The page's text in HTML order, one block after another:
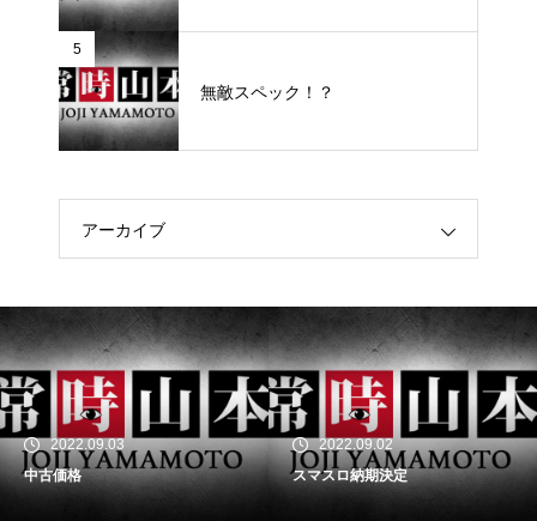
5
無敵スペック！？
アーカイブ
2022.09.03
中古価格
2022.09.02
スマスロ納期決定